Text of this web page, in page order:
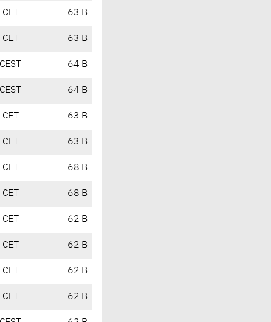
63 B
63 B
64 B
64 B
63 B
63 B
68 B
68 B
62 B
62 B
62 B
62 B